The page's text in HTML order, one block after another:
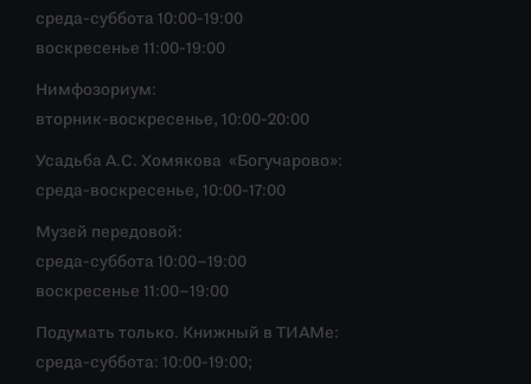
среда-суббота 10:00-19:00
воскресенье 11:00-19:00
Нимфозориум:
вторник-воскресенье, 10:00-20:00
Усадьба А.С. Хомякова «Богучарово»:
среда-воскресенье, 10:00-17:00
Музей передовой:
среда-суббота 10:00–19:00
воскресенье 11:00–19:00
Подумать только. Книжный в ТИАМе:
среда-суббота: 10:00-19:00;